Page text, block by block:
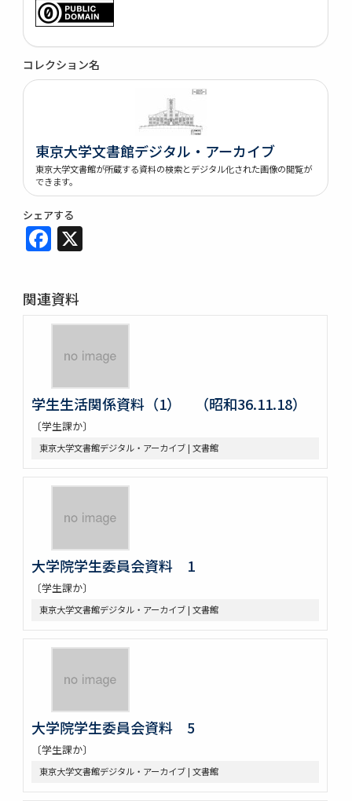
コレクション名
東京大学文書館デジタル・アーカイブ
東京大学文書館が所蔵する資料の検索とデジタル化された画像の閲覧が
できます。
シェアする
Facebook
関連資料
学生生活関係資料（1） （昭和36.11.18）
〔学生課か〕
東京大学文書館デジタル・アーカイブ | 文書館
大学院学生委員会資料 1
〔学生課か〕
東京大学文書館デジタル・アーカイブ | 文書館
大学院学生委員会資料 5
〔学生課か〕
東京大学文書館デジタル・アーカイブ | 文書館